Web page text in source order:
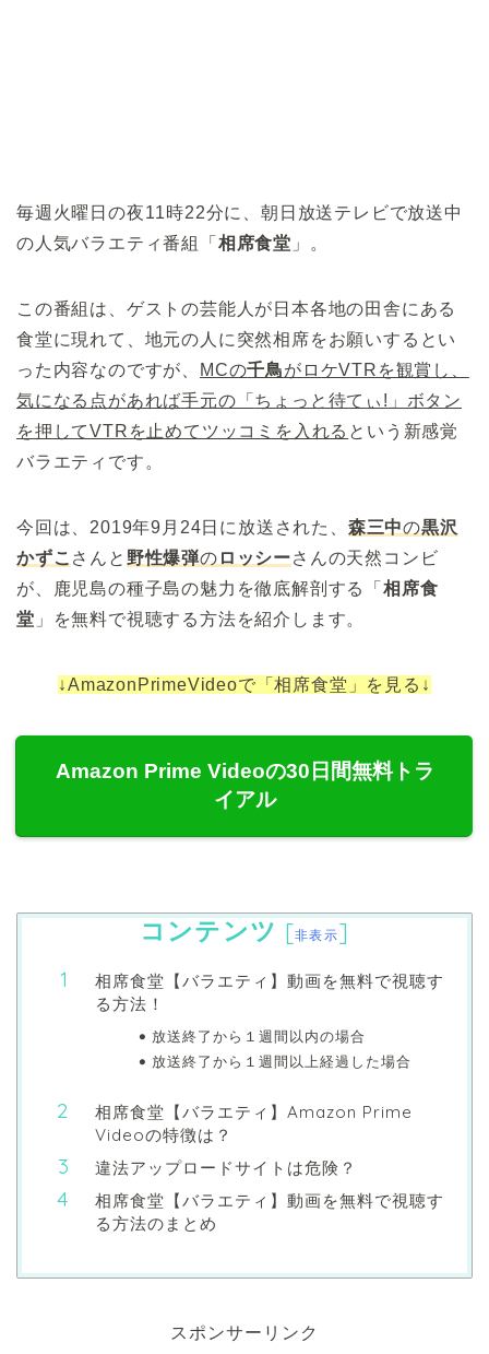
毎週火曜日の夜11時22分に、朝日放送テレビで放送中
の人気バラエティ番組「 相席食堂 」。
この番組は、ゲストの芸能人が日本各地の田舎にある
食堂に現れて、地元の人に突然相席をお願いするとい
った内容なのですが、
MCの千鳥がロケVTRを観賞し、
気になる点があれば手元の「 ちょっと待てぃ! 」ボタン
を押してVTRを止めてツッコミを入れる という新感覚
バラエティです。
今回は、2019年9月24日に放送された、 森三中の黒沢
かずこ さんと 野性爆弾の ロッシーさんの天然コンビ
が、鹿児島の種子島の魅力を徹底解剖する「 相席食
堂 」を無料で視聴する方法を紹介します。
↓AmazonPrimeVideoで「相席食堂」を見る↓
Amazon Prime Videoの30日間無料トラ
イアル
コンテンツ [非表示]
相席食堂【バラエティ】動画を無料で視聴す
る方法！
放送終了から１週間以内の場合
放送終了から１週間以上経過した場合
相席食堂【バラエティ】Amazon Prime
Videoの特徴は？
違法アップロードサイトは危険？
相席食堂【バラエティ】動画を無料で視聴す
る方法のまとめ
スポンサーリンク